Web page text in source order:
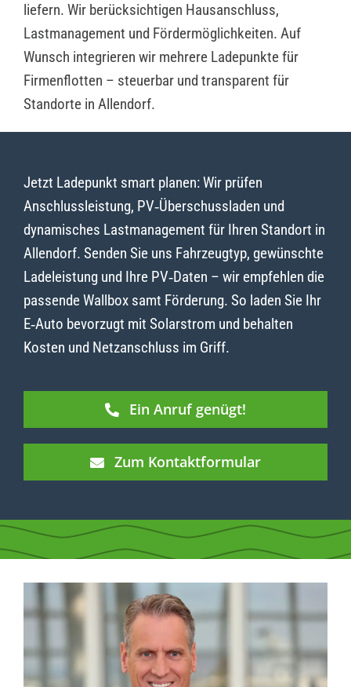
liefern. Wir berücksichtigen Hausanschluss,
Lastmanagement und Fördermöglichkeiten. Auf
Wunsch integrieren wir mehrere Ladepunkte für
Firmenflotten – steuerbar und transparent für
Standorte in Allendorf.
Jetzt Ladepunkt smart planen: Wir prüfen
Anschlussleistung, PV‑Überschussladen und
dynamisches Lastmanagement für Ihren Standort in
Allendorf. Senden Sie uns Fahrzeugtyp, gewünschte
Ladeleistung und Ihre PV‑Daten – wir empfehlen die
passende Wallbox samt Förderung. So laden Sie Ihr
E‑Auto bevorzugt mit Solarstrom und behalten
Kosten und Netzanschluss im Griff.
Ein Anruf genügt!
Zum Kontaktformular